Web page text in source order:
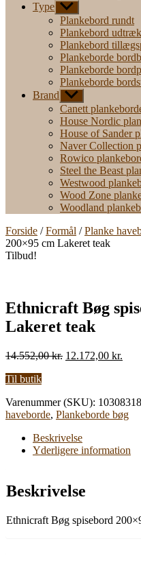
Type Vis
undermenu
Plankebord rundt
Plankebord udtræk
Plankebord
Plankeborde
Plankeborde
Plankeborde
Brand Vis
undermenu
Canett
House Nordic
House of Sander
Naver Collection
Rowico
Steel the Beast
Westwood
Wood Zone
Woodland
Forside /Formål /Planke
200×95 cm Lakeret teak
Tilbud!
Ethnicraft Bøg
Lakeret teak
14.552,00kr. Den
14.552,00 kr..
12.172,00 kr.
Til butik
Varenummer (SKU):
haveborde, Plankeborde bøg
Beskrivelse
Yderligere information
Beskrivelse
Ethnicraft Bøg spisebord